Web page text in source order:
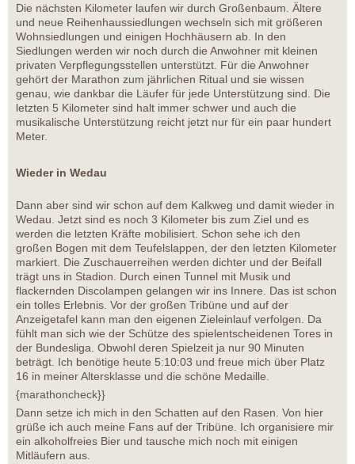
Die nächsten Kilometer laufen wir durch Großenbaum. Ältere
und neue Reihenhaussiedlungen wechseln sich mit größeren
Wohnsiedlungen und einigen Hochhäusern ab. In den
Siedlungen werden wir noch durch die Anwohner mit kleinen
privaten Verpflegungsstellen unterstützt. Für die Anwohner
gehört der Marathon zum jährlichen Ritual und sie wissen
genau, wie dankbar die Läufer für jede Unterstützung sind. Die
letzten 5 Kilometer sind halt immer schwer und auch die
musikalische Unterstützung reicht jetzt nur für ein paar hundert
Meter.
Wieder in Wedau
Dann aber sind wir schon auf dem Kalkweg und damit wieder in
Wedau. Jetzt sind es noch 3 Kilometer bis zum Ziel und es
werden die letzten Kräfte mobilisiert. Schon sehe ich den
großen Bogen mit dem Teufelslappen, der den letzten Kilometer
markiert. Die Zuschauerreihen werden dichter und der Beifall
trägt uns in Stadion. Durch einen Tunnel mit Musik und
flackernden Discolampen gelangen wir ins Innere. Das ist schon
ein tolles Erlebnis. Vor der großen Tribüne und auf der
Anzeigetafel kann man den eigenen Zieleinlauf verfolgen. Da
fühlt man sich wie der Schütze des spielentscheidenen Tores in
der Bundesliga. Obwohl deren Spielzeit ja nur 90 Minuten
beträgt. Ich benötige heute 5:10:03 und freue mich über Platz
16 in meiner Altersklasse und die schöne Medaille.
{marathoncheck}}
Dann setze ich mich in den Schatten auf den Rasen. Von hier
grüße ich auch meine Fans auf der Tribüne. Ich organisiere mir
ein alkoholfreies Bier und tausche mich noch mit einigen
Mitläufern aus.